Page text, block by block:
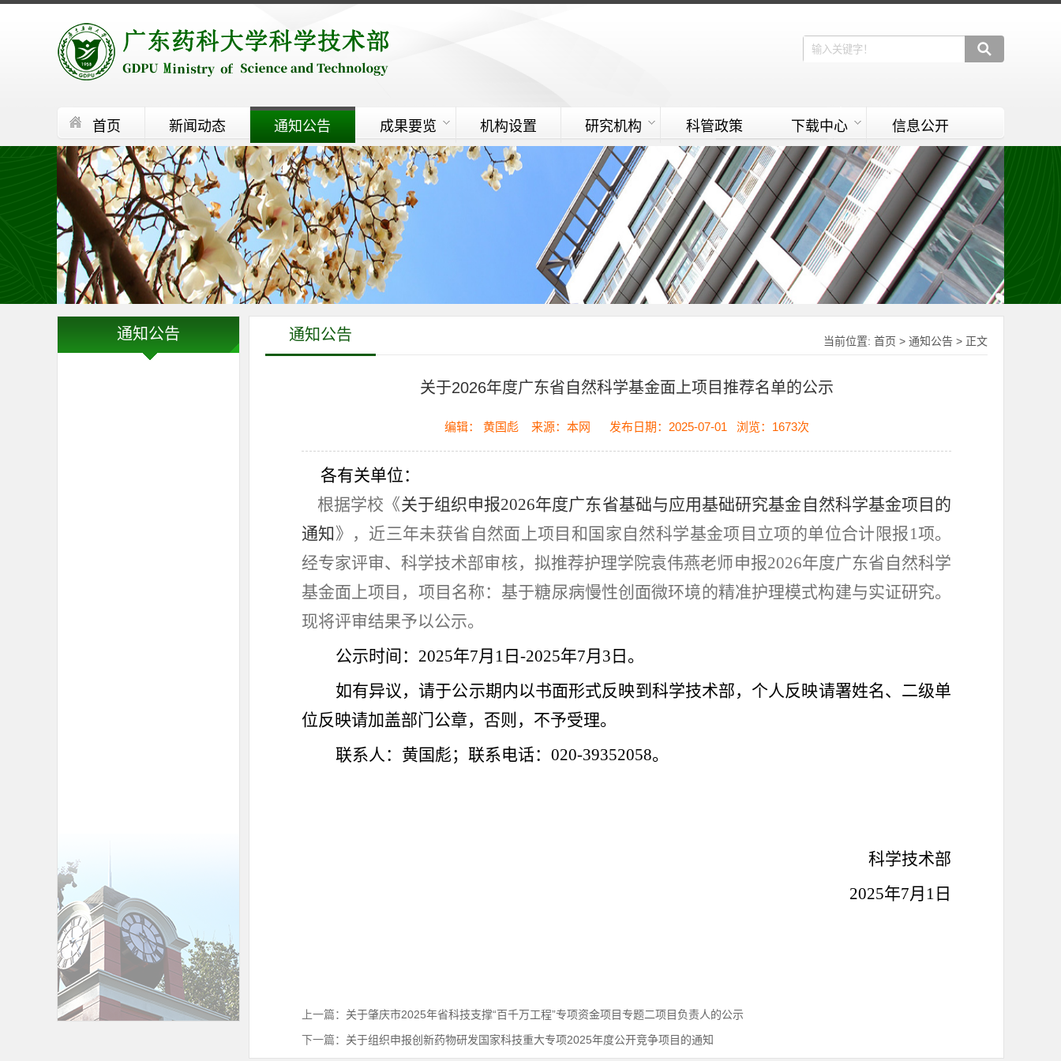
首页 新闻动态 通知公告 成果要览 机构设置 研究机构 科管政策 下载中心 信息公开
通知公告 通知公告 当前位置: 首页 > 通知公告 > 正文
关于2026年度广东省自然科学基金面上项目推荐名单的公示
编辑： 黄国彪 来源：本网 发布日期：2025-07-01 浏览： 1673次
各有关单位：
根据学校《关于组织申报2026年度广东省基础与应用基础研究基金自然科学基金项目的
通知》， 近三年未获省自然面上项目和国家自然科学基金项目立项的单位合计限报1项。
经专家评审、科学技术部审核，拟推荐护理学院袁伟燕老师申报2026年度广东省自然科学
基金面上项目，项目名称：基于糖尿病慢性创面微环境的精准护理模式构建与实证研究。
现将评审结果予以公示。
公示时间： 2025年7月 1 日 -2025年7月 3 日 。
如有异议，请于公示期内以书面形式反映到科学技术部，个人反映请署姓名、二级单
位反映请加盖部门公章，否则，不予受理。
联系人：黄国彪；联系电话： 020-39352058。
科学技术部
2025年7月1日
上一篇： 关于肇庆市2025年省科技支撑“百千万工程”专项资金项目专题二项目负责人的公示
下一篇： 关于组织申报创新药物研发国家科技重大专项2025年度公开竞争项目的通知